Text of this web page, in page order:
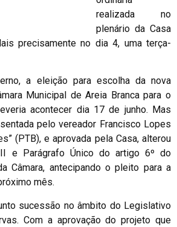
realizada no
plenário da Casa
precisamente no dia 4, uma terça-
a eleição para escolha da nova
Municipal de Areia Branca para o
acontecer dia 17 de junho. Mas
pelo vereador Francisco Lopes
(PTB), e aprovada pela Casa, alterou
e Parágrafo Único do artigo 6º do
Câmara, antecipando o pleito para a
mês.
sucessão no âmbito do Legislativo
Com a aprovação do projeto que